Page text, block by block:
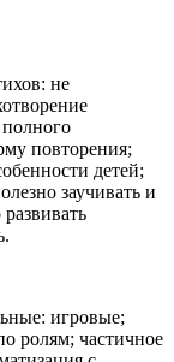
не
полного
повторения;
детей;
заучивать и
игровые;
ролям; частичное